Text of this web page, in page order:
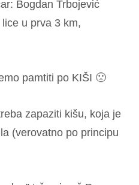
Bogdan Trbojević
u prva 3 km,
pamtiti po KIŠI 🙁
zapaziti kišu, koja je
(verovatno po principu